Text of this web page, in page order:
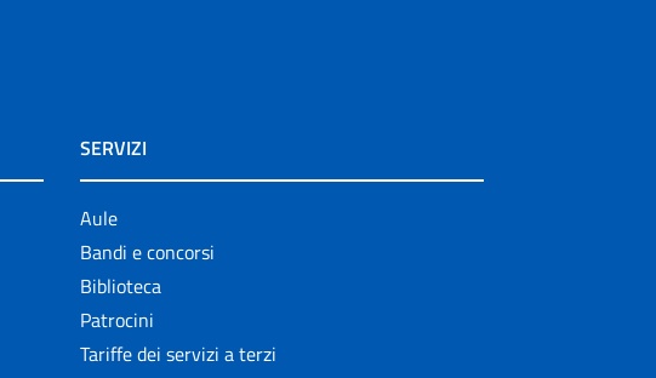
SERVIZI
Aule
Bandi e concorsi
Biblioteca
Patrocini
Tariffe dei servizi a terzi